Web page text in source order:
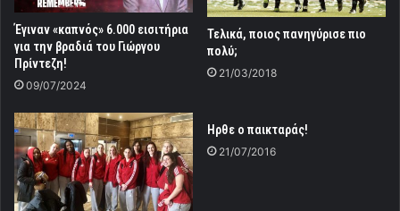
Έγιναν «καπνός» 6.000 εισιτήρια
για την βραδιά του Γιώργου
Πρίντεζη!
09/07/2024
Τελικά, ποιος πανηγύρισε πιο
πολύ;
21/03/2018
Ηρθε ο παικταράς!
21/07/2016